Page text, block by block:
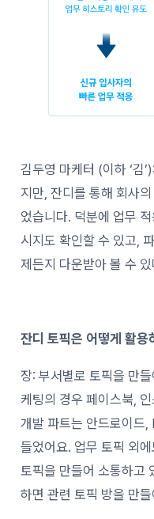
김두영 마케터 (이하 ‘김
지만, 잔디를 통해 회사
었습니다. 덕분에 업무
시지도 확인할 수 있고,
제든지 다운받아 볼 수
잔디 토픽은 어떻게 활용
장: 부서별로 토픽을 만
케팅의 경우 페이스북,
개발 파트는 안드로이드
들었어요. 업무 토픽 외
토픽을 만들어 소통하고
하면 관련 토픽 방을 만